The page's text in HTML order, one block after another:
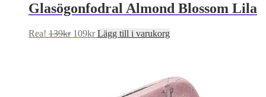
Glasögonfodral Almond Blossom Lila
Rea! 139kr Det
109krDet
Lägg till i varukorg